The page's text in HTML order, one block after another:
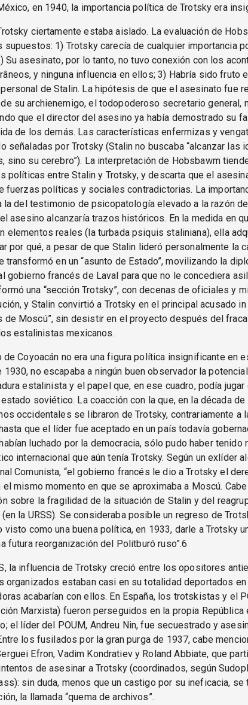
en 1940, la importancia política de Trotsky era
ciertamente estaba aislado. La evaluación de
supuestos: 1) Trotsky carecía de cualquier importancia
Su asesinato, por lo tanto, no tuvo conexión con los
y ninguna influencia en ellos; 3) Habría sido fruto
de Stalin. La hipótesis de que el asesinato fue
su archienemigo, el todopoderoso secretario general,
que el director del asesino ya había demostrado su
de los demás. Las características enfermizas y
señaladas por Trotsky (Stalin no buscaba “alcanzar las
sino su cerebro”). La interpretación de Hobsbawm
políticas entre Stalin y Trotsky, y descarta que el
fuerzas políticas y sociales contradictorias. La
la del testimonio de psicopatología elevado a la razón
asesino alcanzaría trazos históricos. En la medida en
elementos reales (la turbada psiquis staliniana), ella
por qué, a pesar de que Stalin lideró personalmente la
transformó en un “asunto de Estado”, movilizando la
gobierno francés de Laval para que no le concediera
una “sección Trotsky”, con decenas de oficiales y
y Stalin convirtió a Trotsky en el principal acusado
de Moscú”, sin desistir en el proyecto después del
estalinistas mexicanos.
de Coyoacán no era una figura política insignificante en
1930, no escapaba a ningún buen observador la
estalinista y el papel que, en ese cuadro, podía jugar
soviético. La coacción con la que, en la década
occidentales se libraron de Trotsky, contrariamente a
que el líder fue aceptado en un país todavía
luchado por la democracia, sólo pudo haber tenido
internacional que aún tenía Trotsky. Según un exlíder
Comunista, “el gobierno francés le dio a Trotsky el
el mismo momento en que se aproximaba a Moscú.
sobre la fragilidad de la situación de Stalin y del
la URSS). Se consideraba posible un regreso de
visto como una buena política, en 1933, darle a Trotsky
futura reorganización del Politburó ruso”.6
la influencia de Trotsky creció entre los opositores
organizados estaban casi en su totalidad deportados en
acabarían con ellos. En España, los trotskistas y el
Marxista) fueron perseguidos en la propia República
el líder del POUM, Andreu Nin, fue secuestrado y
los fusilados por la gran purga de 1937, cabe
Efron, Vadim Kondratiev y Roland Abbiate, que
de asesinar a Trotsky (coordinados, según
sin duda, menos que un castigo por su ineficacia, se
la llamada “quema de archivos”.